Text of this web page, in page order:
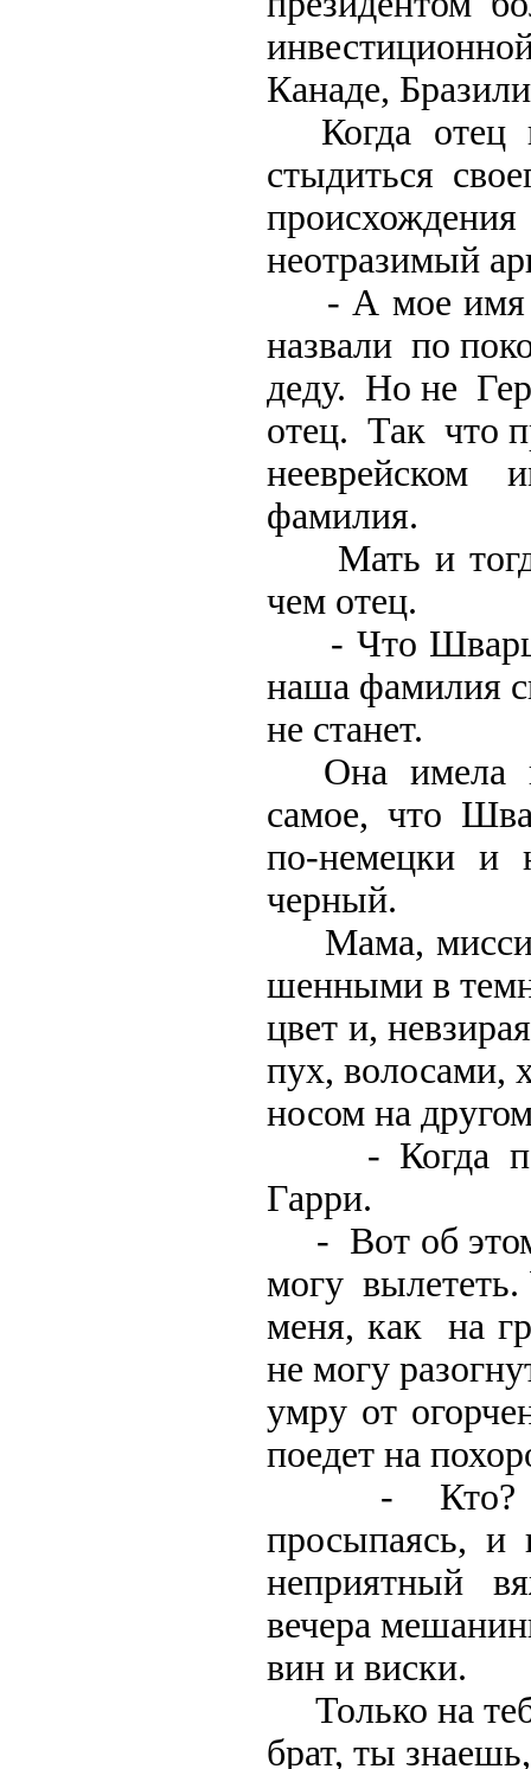
Канаде,
Когда отец
стыдиться
неотразимый
- А мое имя
назвали по
деду. Но не
отец. Так что
нееврейском
фамилия.
Мать и тогда
чем отец.
- Что Шварц,
наша фамилия
не станет.
Она имела в
самое, что
по-немецки и
черный.
Мама, миссис
шенными в
цвет и,
пух, волосами,
носом на
- Когда
Гарри.
- Вот об этом
могу
меня, как на
не могу
умру от
поедет на
- Кто? -
просыпаясь, и
неприятный
вечера
вин и виски.
Только на
брат, ты